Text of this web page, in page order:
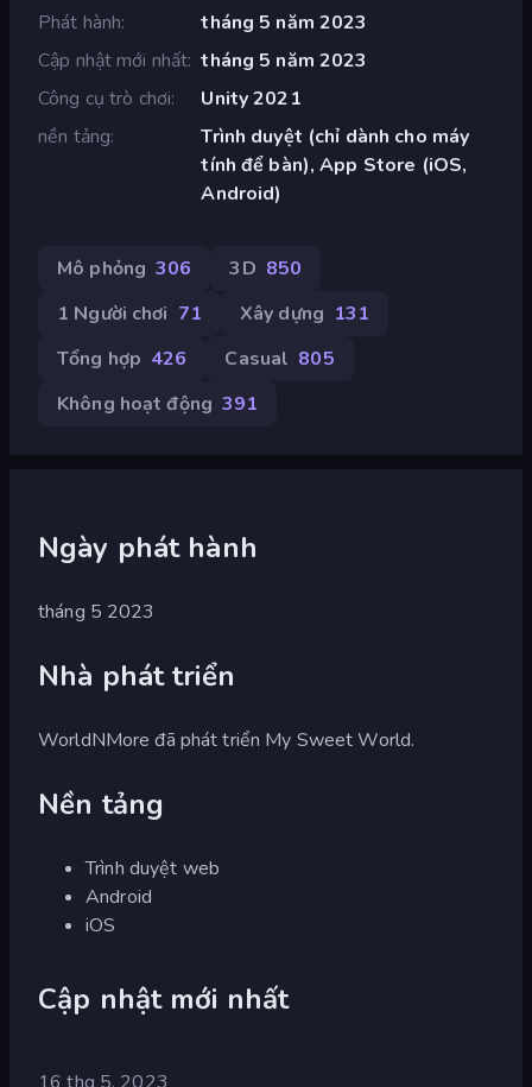
Phát hành
tháng 5 năm 2023
Cập nhật mới nhất tháng 5 năm 2023
Công cụ trò chơi
Unity 2021
nền tảng
Trình duyệt (chỉ dành cho máy
tính để bàn), App Store (iOS,
Android)
Mô phỏng 306 3D 850
1 Người chơi 71 Xây dựng 131
Tổng hợp 426 Casual 805
Không hoạt động 391
Ngày phát hành
tháng 5 2023
Nhà phát triển
WorldNMore đã phát triển My Sweet World.
Nền tảng
Trình duyệt web
Android
iOS
Cập nhật mới nhất